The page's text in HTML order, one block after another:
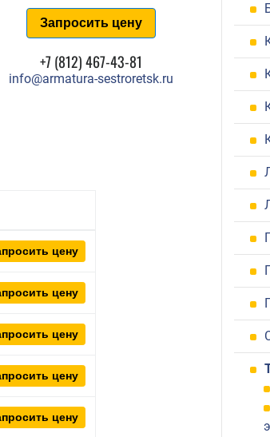
Запросить цену
+7 (812) 467-43-81
info@armatura-sestroretsk.ru
цену
цену
цену
цену
цену